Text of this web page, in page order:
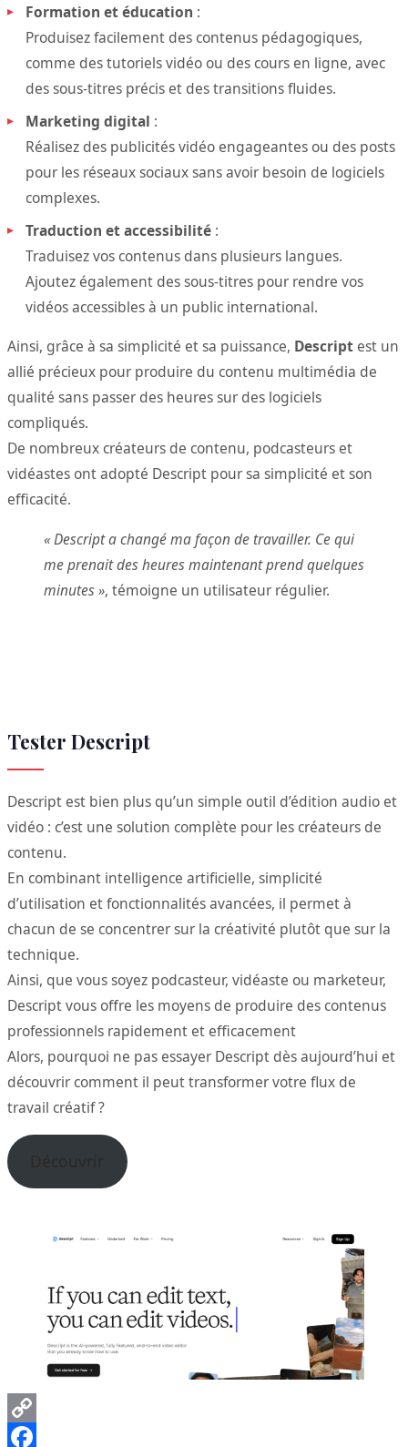
Formation et éducation :
Produisez facilement des contenus pédagogiques,
comme des tutoriels vidéo ou des cours en ligne, avec
des sous-titres précis et des transitions fluides.
Marketing digital :
Réalisez des publicités vidéo engageantes ou des posts
pour les réseaux sociaux sans avoir besoin de logiciels
complexes.
Traduction et accessibilité :
Traduisez vos contenus dans plusieurs langues.
Ajoutez également des sous-titres pour rendre vos
vidéos accessibles à un public international.
Ainsi, grâce à sa simplicité et sa puissance, Descript est un
allié précieux pour produire du contenu multimédia de
qualité sans passer des heures sur des logiciels
compliqués.
De nombreux créateurs de contenu, podcasteurs et
vidéastes ont adopté Descript pour sa simplicité et son
efficacité.
« Descript a changé ma façon de travailler. Ce qui
me prenait des heures maintenant prend quelques
minutes », témoigne un utilisateur régulier.
Tester Descript
Descript est bien plus qu’un simple outil d’édition audio et
vidéo : c’est une solution complète pour les créateurs de
contenu.
En combinant intelligence artificielle, simplicité
d’utilisation et fonctionnalités avancées, il permet à
chacun de se concentrer sur la créativité plutôt que sur la
technique.
Ainsi, que vous soyez podcasteur, vidéaste ou marketeur,
Descript vous offre les moyens de produire des contenus
professionnels rapidement et efficacement
Alors, pourquoi ne pas essayer Descript dès aujourd’hui et
découvrir comment il peut transformer votre flux de
travail créatif ?
Découvrir
Copy